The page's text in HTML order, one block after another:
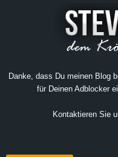
Danke, dass Du meinen Blog
für Deinen Adblocker
Kontaktieren Sie